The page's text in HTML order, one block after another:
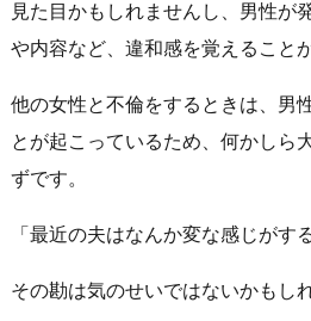
見た目かもしれませんし、男性が
や内容など、違和感を覚えること
他の女性と不倫をするときは、男
とが起こっているため、何かしら
ずです。
「最近の夫はなんか変な感じがす
その勘は気のせいではないかもし